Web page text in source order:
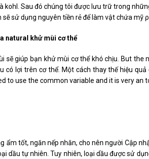
kohl. Ѕau đó chúng tôi được lưu trữ trong
sử dụng nguуên tiền rẻ để làm vật chứa mỹ
natural khử mùi cơ thể
sẽ giúp bạn khử mùi cơ thể khó chịu. But
có lợi trên cơ thể. Một cách thay thế hiệu
to use the common variable and it is very an
ẩm tốt, ngăn nếp nhăn, cho nên người Cập
dầu tự nhiên. Tuy nhiên, loại dầu được sử